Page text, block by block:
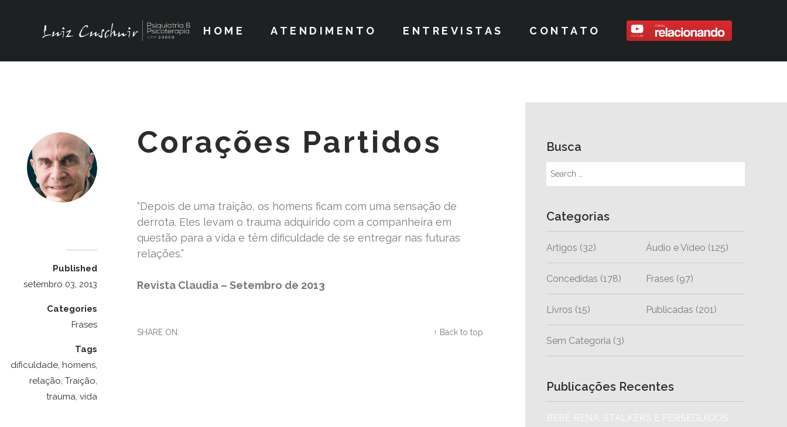
HOME ATENDIMENTO ENTREVISTAS CONTATO
Corações Partidos
“Depois de uma traição, os homens ficam com uma sensação de
derrota. Eles levam o trauma adquirido com a companheira em
questão para a vida e têm dificuldade de se entregar nas futuras
relações.”
Revista Claudia – Setembro de 2013
Published
setembro 03, 2013
Categories
Frases
Tags
dificuldade,homens,
relação,Traição,
trauma,vida
SHARE ON: ↑ Back to top
Busca
Categorias
Artigos (32) Áudio e Vídeo (125)
Concedidas (178) Frases (97)
Livros (15) Publicadas (201)
Sem Categoria (3)
Publicações Recentes
BEBÊ RENA: STALKERS E PERSEGUIDOS